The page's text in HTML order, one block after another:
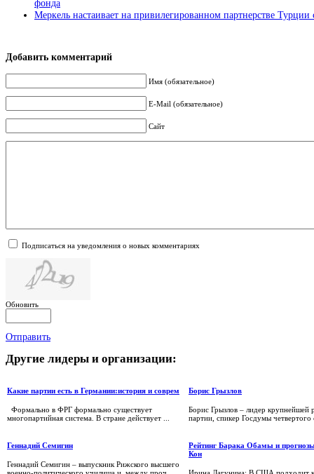
фонда
Меркель настаивает на привилегированном партнерстве
Добавить комментарий
Имя (обязательное)
E-Mail (обязательное)
Сайт
Подписаться на уведомления о новых комментариях
Обновить
Отправить
Другие лидеры и организации:
Какие партии есть в Германии:история и соврем
Формально в ФРГ формально существует
многопартийная система. В стране действует ...
Борис Грызлов
Борис Грызлов – лидер крупнейшей
партии, спикер Госдумы четвертого
Геннадий Семигин
Геннадий Семигин – выпускник Рижского высшего
Рейтинг Барака Обамы и
Кон